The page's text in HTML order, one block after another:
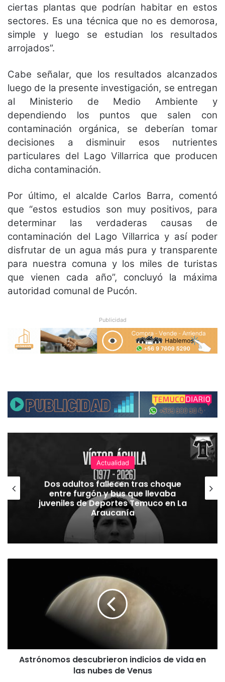
ciertas plantas que podrían habitar en estos
sectores. Es una técnica que no es demorosa,
simple y luego se estudian los resultados
arrojados”.
Cabe señalar, que los resultados alcanzados
luego de la presente investigación, se entregan
al Ministerio de Medio Ambiente y
dependiendo los puntos que salen con
contaminación orgánica, se deberían tomar
decisiones a disminuir esos nutrientes
particulares del Lago Villarrica que producen
dicha contaminación.
Por último, el alcalde Carlos Barra, comentó
que “estos estudios son muy positivos, para
determinar las verdaderas causas de
contaminación del Lago Villarrica y así poder
disfrutar de un agua más pura y transparente
para nuestra comuna y los miles de turistas
que vienen cada año”, concluyó la máxima
autoridad comunal de Pucón.
Publicidad
Actualidad
Dos adultos fallecen tras choque
entre furgón y bus que llevaba
juveniles de Deportes Temuco en La
Araucanía
o
Astrónomos descubrieron indicios de vida en
las nubes de Venus